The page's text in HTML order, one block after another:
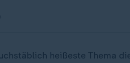
heißeste Thema